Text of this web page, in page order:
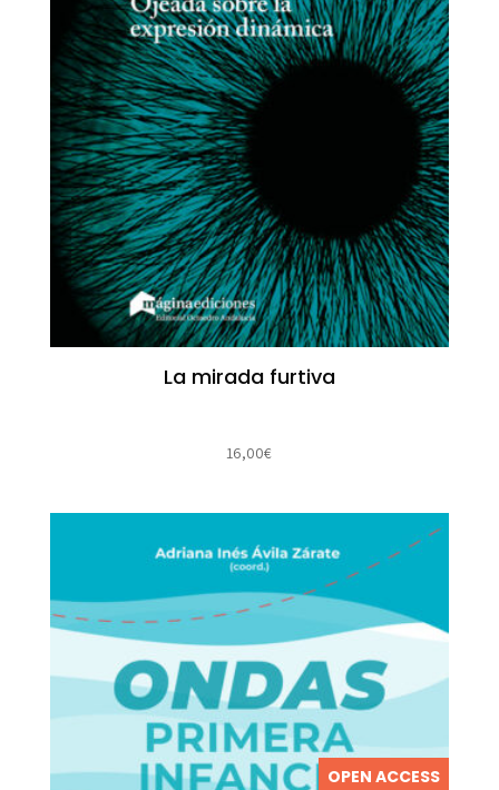
La mirada furtiva
16,00€
OPEN ACCESS